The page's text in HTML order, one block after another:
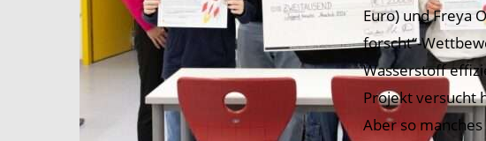
Euro) und Freya
forscht“-
Wasserstoff
Projekt versucht
Aber so